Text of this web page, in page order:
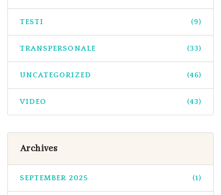
TESTI (9)
TRANSPERSONALE (33)
UNCATEGORIZED (46)
VIDEO (43)
Archives
SEPTEMBER 2025 (1)